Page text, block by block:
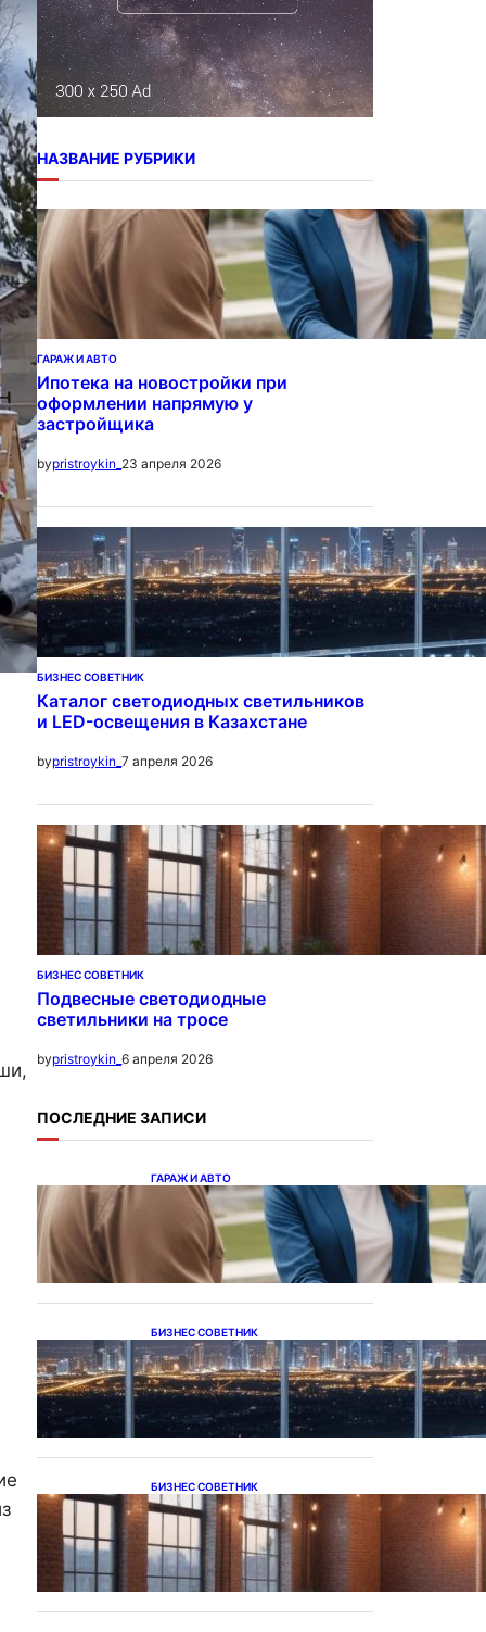
НАЗВАНИЕ РУБРИКИ
ГАРАЖ И АВТО
Ипотека на новостройки при
оформлении напрямую у
застройщика
bypristroykin_ 23 апреля 2026
БИЗНЕС СОВЕТНИК
Каталог светодиодных светильников
и LED-освещения в Казахстане
bypristroykin_ 7 апреля 2026
БИЗНЕС СОВЕТНИК
Подвесные светодиодные
светильники на тросе
bypristroykin_ 6 апреля 2026
ПОСЛЕДНИЕ ЗАПИСИ
ГАРАЖ И АВТО
Ипотека на новостройки
при оформлении
напрямую у застройщика
БИЗНЕС СОВЕТНИК
Каталог светодиодных
светильников и LED-
освещения в Казахстане
БИЗНЕС СОВЕТНИК
Подвесные светодиодные
светильники на тросе